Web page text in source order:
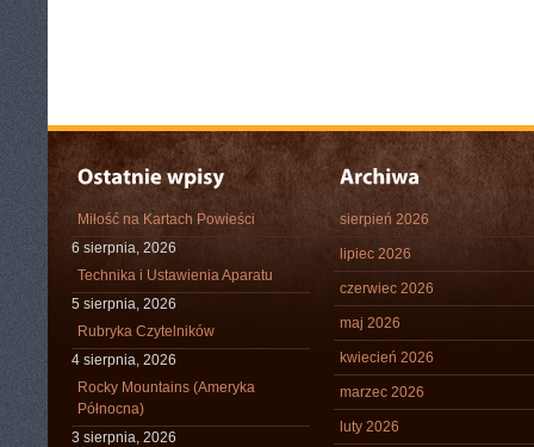
Miłość na Kartach Powieści
6 sierpnia, 2026
Technika i Ustawienia Aparatu
5 sierpnia, 2026
Rubryka Czytelników
4 sierpnia, 2026
Rocky Mountains (Ameryka
Północna)
3 sierpnia, 2026
sierpień 2026
lipiec 2026
czerwiec 2026
maj 2026
kwiecień 2026
marzec 2026
luty 2026